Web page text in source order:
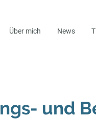
Über mich News
und